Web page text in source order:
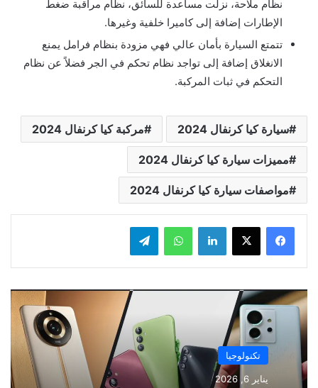
نظام ملاحة، نزلت مساعدة للسائق، نظام مراقبة ضغط
الإطارات إضافة إلى كاميرا خلفية وغيرها.
تتمتع السيارة بأمان عالي فهي مزودة بنظام فرامل يمنع
الانغلاق إضافة إلى تواجد نظام تحكم في الجر فضلاً عن نظام
التحكم في ثبات المركبة.
سيارة كيا كرنفال 2024 مركبة كيا كرنفال 2024
مميزات سيارة كيا كرنفال 2024
مواصفات سيارة كيا كرنفال 2024
لينكدإن واتساب
تكنولوجيا
يناير 6, 2026